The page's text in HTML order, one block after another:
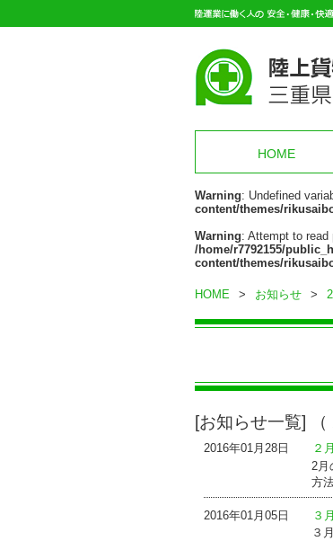
HOME
Warning: Undefined
content/themes/
Warning: Attempt to read
/home/r7792155/
content/themes/
HOME > お知らせ >
[お知らせ一覧] （
2016年01月28日 ２
2月
方
2016年01月05日 ３
３